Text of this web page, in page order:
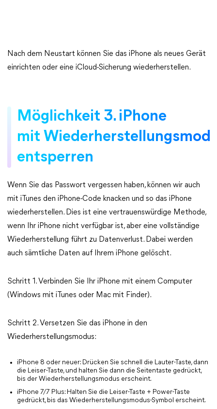
Nach dem Neustart können Sie das iPhone als neues Gerät
einrichten oder eine iCloud-Sicherung wiederherstellen.
Möglichkeit 3. iPhone
mit
entsperren
Wenn Sie das Passwort vergessen haben, können wir auch
mit iTunes den iPhone-Code knacken und so das iPhone
wiederherstellen. Dies ist eine vertrauenswürdige Methode,
wenn Ihr iPhone nicht verfügbar ist, aber eine vollständige
Wiederherstellung führt zu Datenverlust. Dabei werden
auch sämtliche Daten auf Ihrem iPhone gelöscht.
Schritt 1. Verbinden Sie Ihr iPhone mit einem Computer
(Windows mit iTunes oder Mac mit Finder).
Schritt 2. Versetzen Sie das iPhone in den
Wiederherstellungsmodus:
iPhone 8 oder neuer: Drücken Sie schnell die Lauter-Taste, dann
die Leiser-Taste, und halten Sie dann die Seitentaste gedrückt,
bis der Wiederherstellungsmodus erscheint.
iPhone 7/7 Plus: Halten Sie die Leiser-Taste + Power-Taste
gedrückt, bis das Wiederherstellungsmodus-Symbol erscheint.